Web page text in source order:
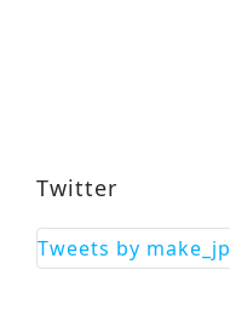
Twitter
Tweets by make_jp